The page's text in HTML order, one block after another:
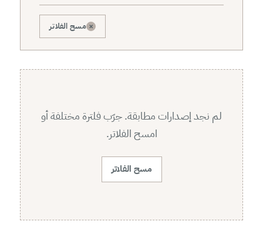
× مسح الفلاتر
لم نجد إصدارات مطابقة. جرّب فلترة مختلفة أو
امسح الفلاتر.
مسح الفلاتر